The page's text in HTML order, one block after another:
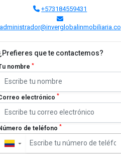
+573184559431
administrador@inverglobalinmobiliaria.co
que te contactemos?
nombre *
electrónico *
de teléfono *
▼